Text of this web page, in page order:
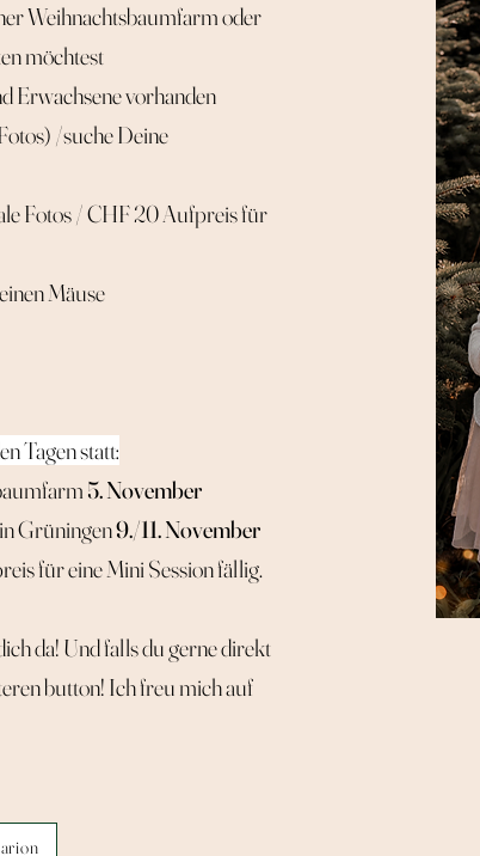
Weihnachtsbaumfarm oder
möchtest
Erwachsene vorhanden
/suche Deine
Fotos / CHF 20 Aufpreis für
Mäuse
Tagen statt:
5. November
Grüningen9./11. November
für eine Mini Session fällig.
da! Und falls du gerne direkt
button! Ich freu mich auf